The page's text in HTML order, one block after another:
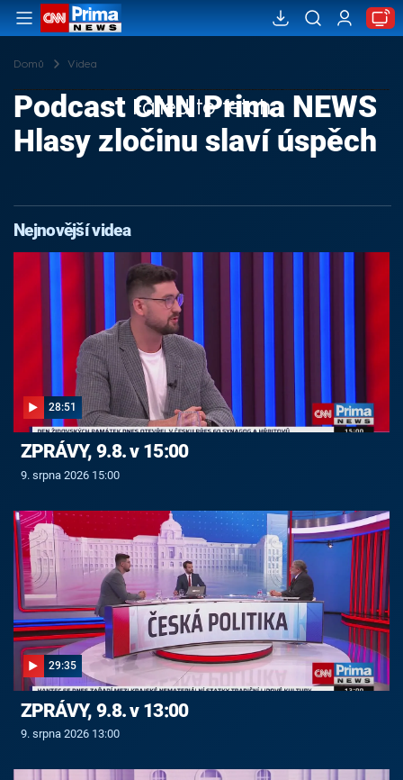
Domů Videa
Failed to fetch
Podcast CNN Prima NEWS
Hlasy zločinu slaví úspěch
Nejnovější videa
28:51
ZPRÁVY, 9.8. v 15:00
9. srpna 2026 15:00
29:35
ZPRÁVY, 9.8. v 13:00
9. srpna 2026 13:00